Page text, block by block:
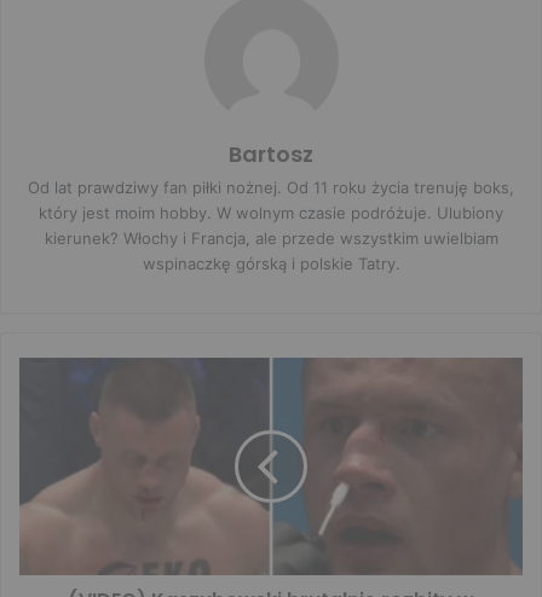
Bartosz
Od lat prawdziwy fan piłki nożnej. Od 11 roku życia trenuję boks,
który jest moim hobby. W wolnym czasie podróżuje. Ulubiony
kierunek? Włochy i Francja, ale przede wszystkim uwielbiam
wspinaczkę górską i polskie Tatry.